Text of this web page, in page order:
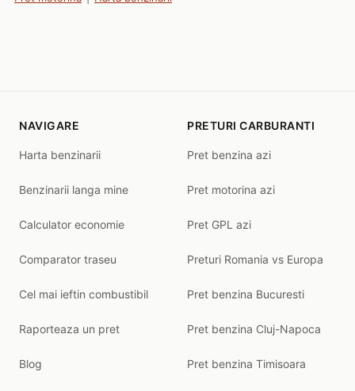
NAVIGARE
Harta benzinarii
Benzinarii langa mine
Calculator economie
Comparator traseu
Cel mai ieftin combustibil
Raporteaza un pret
Blog
PRETURI CARBURANTI
Pret benzina azi
Pret motorina azi
Pret GPL azi
Preturi Romania vs Europa
Pret benzina Bucuresti
Pret benzina Cluj-Napoca
Pret benzina Timisoara